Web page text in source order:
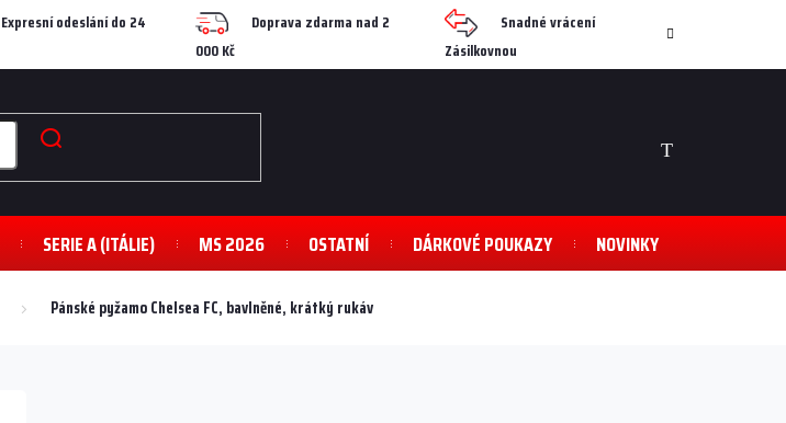
Expresní odeslání do 24
Doprava zdarma nad 2
000 Kč
Snadné vrácení
Zásilkovnou
NÁKUPNÍ
SERIE A (ITÁLIE) MS 2026 OSTATNÍ DÁRKOVÉ POUKAZY NOVINKY
Pánské pyžamo Chelsea FC, bavlněné, krátký rukáv